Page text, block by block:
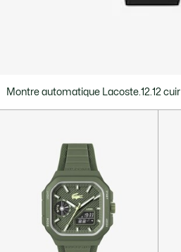
Montre automatique Lacoste.12.12 cuir